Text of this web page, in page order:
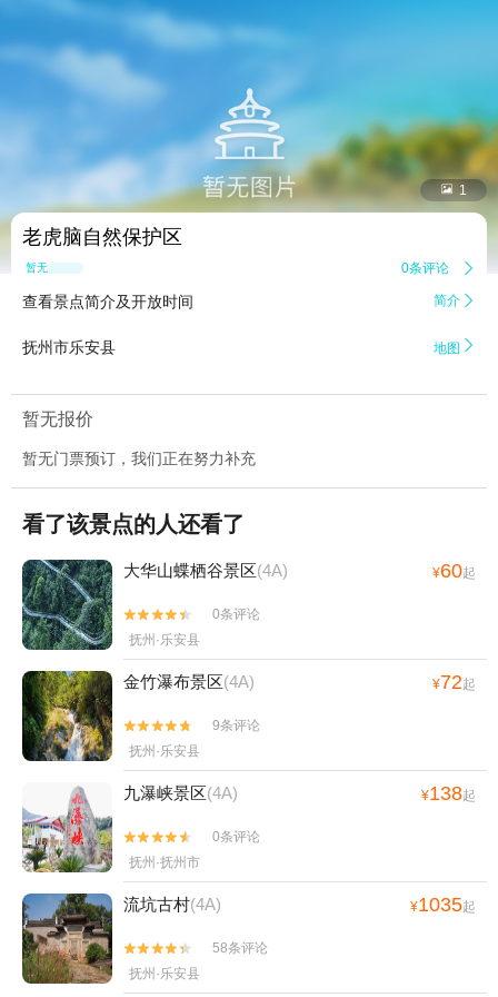
 1
老虎脑自然保护区
暂无点评 0条评论 
查看景点简介及开放时间 简介 
抚州市乐安县 地图 
暂无报价
暂无门票预订，我们正在努力补充
看了该景点的人还看了
大华山蝶栖谷景区(4A) ¥60起


0条评论
抚州·乐安县
金竹瀑布景区(4A) ¥72起


9条评论
抚州·乐安县
九瀑峡景区(4A) ¥138起


0条评论
抚州·抚州市
流坑古村(4A) ¥1035起


58条评论
抚州·乐安县